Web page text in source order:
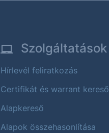
Szolgáltatások
Hírlevél feliratkozás
Certifikát és warrant kereső
Alapkereső
Alapok összehasonlítása